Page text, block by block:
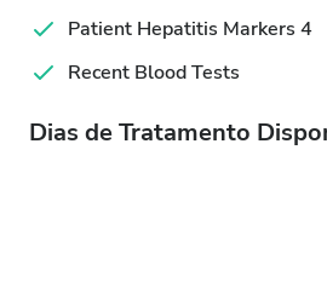
Patient Hepatitis Markers 4
Recent Blood Tests
Dias de Tratamento